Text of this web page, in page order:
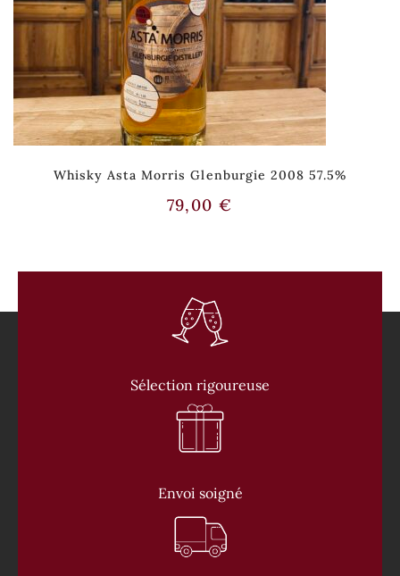
Whisky Asta Morris Glenburgie 2008 57.5%
79,00 €
Sélection rigoureuse
Envoi soigné